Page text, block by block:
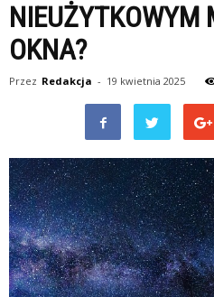
NIEUŻYTKOWYM
OKNA?
Przez Redakcja - 19 kwietnia 2025